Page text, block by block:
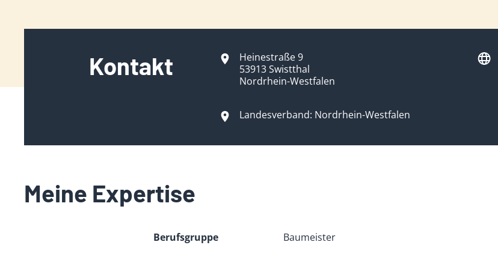
Kontakt
Heinestraße 9
53913 Swistthal
Nordrhein-Westfalen
Landesverband: Nordrhein-Westfalen
Meine Expertise
Berufsgruppe Baumeister